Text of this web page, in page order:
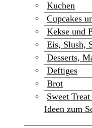
Kuchen
Cupcakes
Kekse und
Eis, Slush,
Desserts,
Deftiges
Brot
Sweet
Ideen zum